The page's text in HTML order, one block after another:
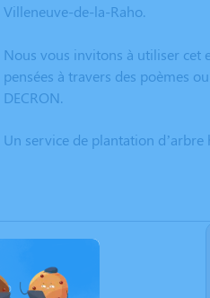
Villeneuve-de-la-Raho.
Nous vous invitons à utiliser cet
pensées à travers des poèmes
DECRON.
Un service de plantation d’arbre